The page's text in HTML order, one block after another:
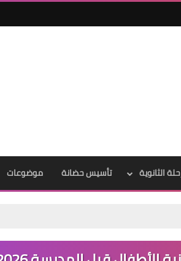
الثانوية تأسيس حضانة موضوعات